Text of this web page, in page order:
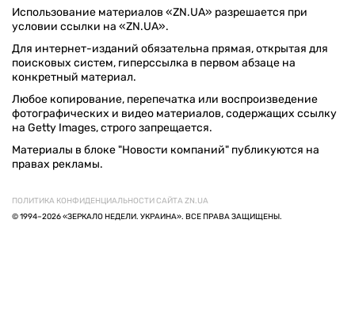
Использование материалов «ZN.UA» разрешается при
условии ссылки на «ZN.UA».
Для интернет-изданий обязательна прямая, открытая для
поисковых систем, гиперссылка в первом абзаце на
конкретный материал.
Любое копирование, перепечатка или воспроизведение
фотографических и видео материалов, содержащих ссылку
на Getty Images, строго запрещается.
Материалы в блоке "Новости компаний" публикуются на
правах рекламы.
ПОЛИТИКА КОНФИДЕНЦИАЛЬНОСТИ САЙТА ZN.UA
© 1994–2026 «ЗЕРКАЛО НЕДЕЛИ. УКРАИНА». ВСЕ ПРАВА ЗАЩИЩЕНЫ.